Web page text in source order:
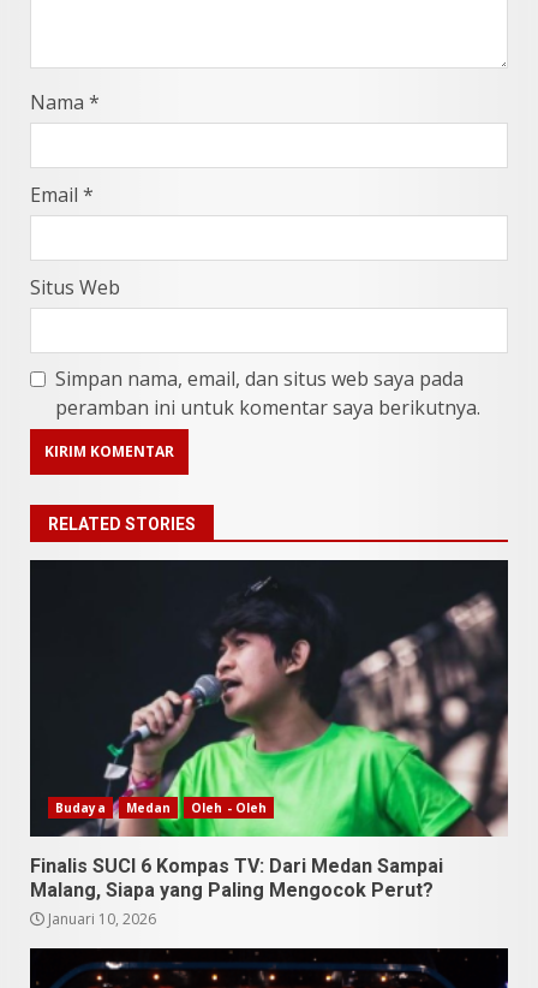
Nama *
Email *
Situs Web
Simpan nama, email, dan situs web saya pada
peramban ini untuk komentar saya berikutnya.
RELATED STORIES
Budaya Medan Oleh - Oleh
Finalis SUCI 6 Kompas TV: Dari Medan Sampai
Malang, Siapa yang Paling Mengocok Perut?
Januari 10, 2026
9 Makanan Batak yang Wajib
Diketahui! Budaya Batak yang
Jarang Dipahami Orang
Indonesia
Juni 25, 2026
Batak Terungkap!